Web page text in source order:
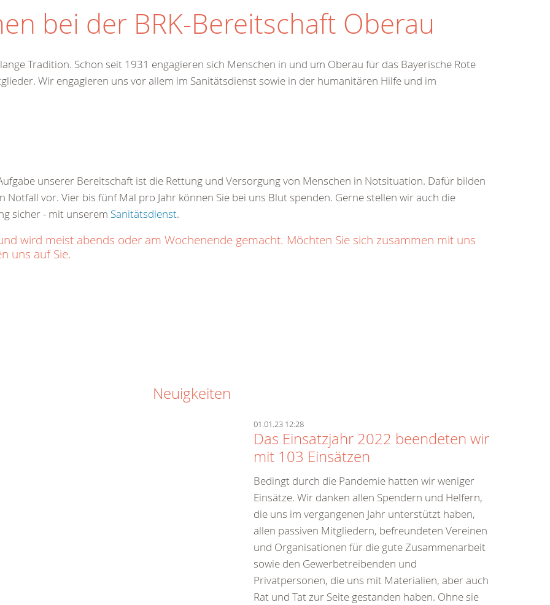
bei der BRK-Bereitschaft Oberau
Tradition. Schon seit 1931 engagieren sich Menschen in und um Oberau für das Bayerische Rote
Wir engagieren uns vor allem im Sanitätsdienst sowie in der humanitären Hilfe und im
unserer Bereitschaft ist die Rettung und Versorgung von Menschen in Notsituation. Dafür bilden
vor. Vier bis fünf Mal pro Jahr können Sie bei uns Blut spenden. Gerne stellen wir auch die
sicher - mit unserem Sanitätsdienst.
wird meist abends oder am Wochenende gemacht. Möchten Sie sich zusammen mit uns
uns auf Sie.
Neuigkeiten
01.01.23 12:28
Das Einsatzjahr 2022 beendeten wir
mit 103 Einsätzen
Bedingt durch die Pandemie hatten wir weniger
Einsätze. Wir danken allen Spendern und Helfern,
die uns im vergangenen Jahr unterstützt haben,
allen passiven Mitgliedern, befreundeten Vereinen
und Organisationen für die gute Zusammenarbeit
sowie den Gewerbetreibenden und
Privatpersonen, die uns mit Materialien, aber auch
Rat und Tat zur Seite gestanden haben. Ohne sie